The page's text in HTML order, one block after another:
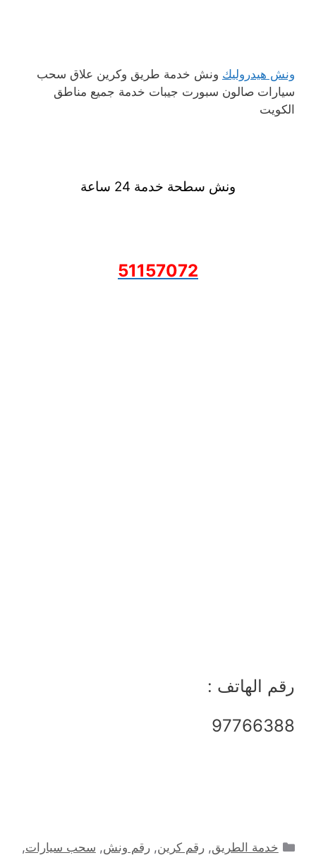
ونش هيدروليك ونش خدمة طريق وكرين علاق سحب
سيارات صالون سبورت جيبات خدمة جميع مناطق
الكويت
ونش سطحة خدمة 24 ساعة
51157072
رقم الهاتف :
97766388
التصنيفات
خدمة الطريق,رقم كرين,رقم ونش, سحب سيارات,